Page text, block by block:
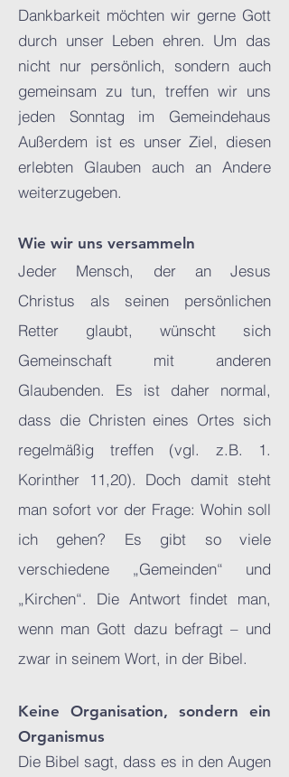
Dankbarkeit möchten wir gerne Gott
durch unser Leben ehren. Um das
nicht nur persönlich, sondern auch
gemeinsam zu tun, treffen wir uns
jeden Sonntag im Gemeindehaus
Außerdem ist es unser Ziel, diesen
erlebten Glauben auch an Andere
weiterzugeben.
Wie wir uns versammeln
Jeder Mensch, der an Jesus
Christus als seinen persönlichen
Retter glaubt, wünscht sich
Gemeinschaft mit anderen
Glaubenden. Es ist daher normal,
dass die Christen eines Ortes sich
regelmäßig treffen (vgl. z.B. 1.
Korinther 11,20). Doch damit steht
man sofort vor der Frage: Wohin soll
ich gehen? Es gibt so viele
verschiedene „Gemeinden“ und
„Kirchen“. Die Antwort findet man,
wenn man Gott dazu befragt – und
zwar in seinem Wort, in der Bibel.
Keine Organisation, sondern ein
Organismus
Die Bibel sagt, dass es in den Augen